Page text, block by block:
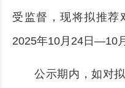
受监督，现将拟推荐
2025年10月24日—10
公示期内，如对